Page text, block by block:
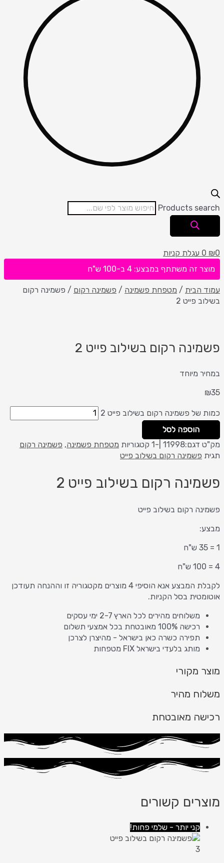
Products search
₪0
0 עגלת קניות
מוצר זה משתתף במבצע: 4 ב-100 ש"ח
עמוד הבית / מטפחת פשמינה / פשמינה רקום / פשמינה רקום
בשילוב פייט 2
פשמינה רקום בשילוב פייט 2
במחיר מיוחד
₪35
כמות של פשמינה רקום בשילוב פייט 2
הוספה לסל
מק"ט דגם:11998 |-1 קטגוריות מטפחת פשמינה, פשמינה רקום
תגית פשמינה רקום בשילוב פייט
פשמינה רקום בשילוב פייט 2
פשמינה רקום בשילוב פייט
מבצע:
1 = 35 ש"ח
4 = 100 ש"ח
לקבלת המבצע אנא הוסיפי 4 מוצרים מקטגוריה זו וההנחה תעודכן
אוטומטית בסל הקניות.
משלוחים מהירים לכל הארץ 2-7 ימי עסקים
רכישה 100% מאובטחת בכל אמצעי תשלום
תפירה כשרה כאן בישראל - מהיצרן לצרכן
מותג בלעדי בישראל FIX מטפחות
מוצר מקורי
משלוח מהיר
רכישה מאובטחת
מוצרים קשורים
קני יותר - שלמי פחות!